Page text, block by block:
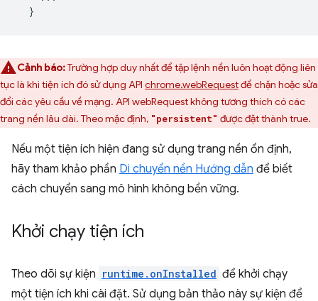
}
Cảnh báo:Trường hợp duy nhất để tập lệnh nền luôn hoạt động liên
tục là khi tiện ích đó sử dụng API chrome.webRequestđể chặn hoặc sửa
đổi các yêu cầu về mạng. API webRequest không tương thích có các
trang nền lâu dài. Theo mặc định, "persistent" được đặt thành true.
Nếu một tiện ích hiện đang sử dụng trang nền ổn định,
hãy tham khảo phần Di chuyển nền Hướng dẫn để biết
cách chuyển sang mô hình không bền vững.
Khởi chạy tiện ích
Theo dõi sự kiện runtime.onInstalled để khởi chạy
một tiện ích khi cài đặt. Sử dụng bản thảo này sự kiện để